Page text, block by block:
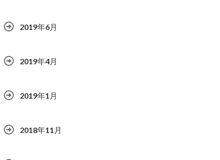
2019年6月
2019年4月
2019年1月
2018年11月